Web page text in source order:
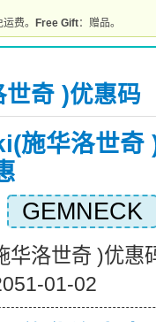
运费。 Free Gift：赠品。
奇 )优惠码
施华洛世奇
GEMNECK
华洛世奇 )优惠
01-02